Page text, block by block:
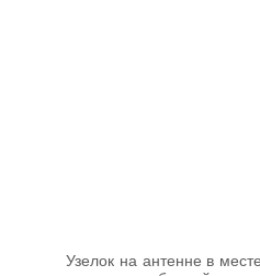
Узелок на антенне в